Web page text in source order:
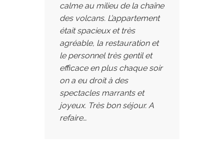
calme au milieu de la chaîne
des volcans. L’appartement
était spacieux et très
agréable, la restauration et
le personnel très gentil et
efficace en plus chaque soir
on a eu droit à des
spectacles marrants et
joyeux. Très bon séjour. A
refaire…